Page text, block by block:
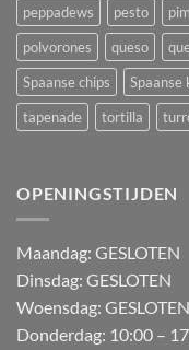
peppadews
pesto
polvorones
queso
Spaanse chips
Spaanse
tapenade
tortilla
OPENINGSTIJDEN
Maandag: GESLOTEN
Dinsdag: GESLOTEN
Woensdag: GESLOTEN
Donderdag: 10:00 –